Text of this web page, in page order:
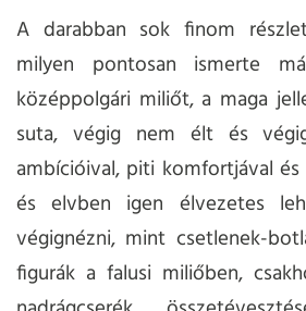
A darabban sok finom
milyen pontosan ismerte
középpolgári miliőt, a maga
suta, végig nem élt és
ambícióival, piti komfortjával
és elvben igen élvezetes
végignézni, mint csetlenek-
figurák a falusi miliőben,